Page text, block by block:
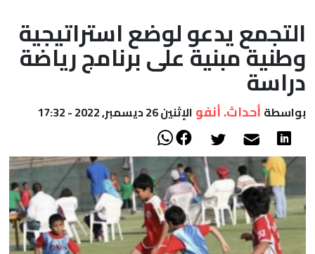
أعمدة
الصحراء
التجمع يدعو لوضع استراتيجية
وطنية مبنية على برنامج رياضة
دراسة
بواسطة أحداث. أنفو الإثنين 26 ديسمبر, 2022 - 17:32